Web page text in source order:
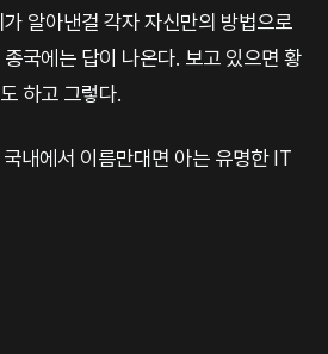
알아낸걸 각자 자신만의 방법으로
국에는 답이 나온다. 보고 있으면 황
하고 그렇다.
내에서 이름만대면 아는 유명한 IT